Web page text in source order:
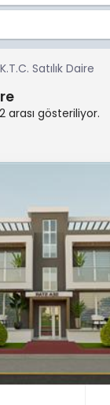
Satılık Daire
arası gösteriliyor.